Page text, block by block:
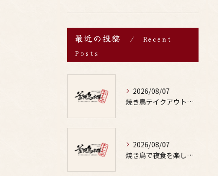
最近の投稿
Recent
Posts
2026/08/07
焼き鳥テイクアウトで居酒屋気分を自宅で満喫するための賢い注文術と本数の目安
2026/08/07
焼き鳥で夜食を楽しむ適量や部位の選び方と罪悪感なしの満足テクを徹底解説